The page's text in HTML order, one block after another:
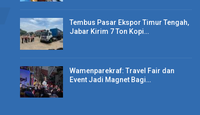
Tembus Pasar Ekspor Timur Tengah,
Jabar Kirim 7 Ton Kopi…
Wamenparekraf: Travel Fair dan
Event Jadi Magnet Bagi…